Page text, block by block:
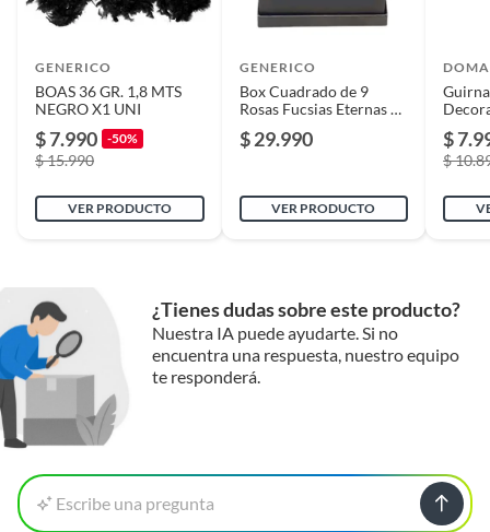
GENERICO
BOAS 36 GR. 1,8 MTS
NEGRO X1 UNI
$ 7.990 -50%
$ 15.990
VER PRODUCTO
GENERICO
Box Cuadrado de 9
Rosas Fucsias Eternas de
$ 29.990
VER PRODUCTO
DOMA
$
$
¿Tienes dudas sobre este producto?
Nuestra IA puede ayudarte. Si no
encuentra una respuesta, nuestro equipo
te responderá.
Escribe una pregunta